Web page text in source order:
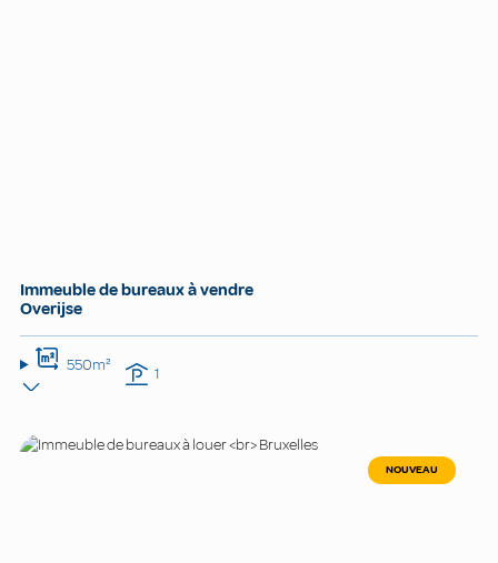
Immeuble de bureaux à vendre
Overijse
550m² 1
NOUVEAU